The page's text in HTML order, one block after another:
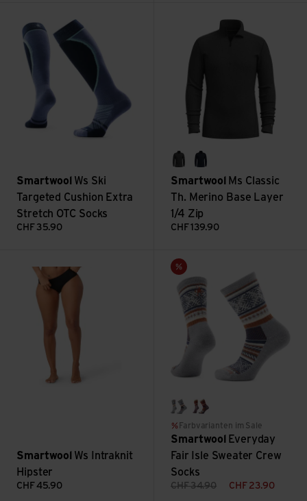
Smartwool Ws Ski
Targeted Cushion Extra
Stretch OTC Socks
CHF 35.90
charcoal heather
deep navy
Smartwool
Ms Classic
Th. Merino Base Layer
1/4 Zip
CHF 139.90
Smartwool Ws Intraknit
Hipster
CHF 45.90
Sale
light graymoonbeam
Farbvarianten im Sale
Smartwool
Everyday
Fair Isle Sweater Crew
Socks
CHF34.90 CHF 23.90
Everyday Fair Isle Sweater